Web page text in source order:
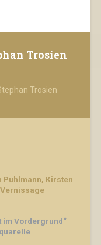
Trosien
Trosien
Puhlmann, Kirsten
Vernissage
im Vordergrund“